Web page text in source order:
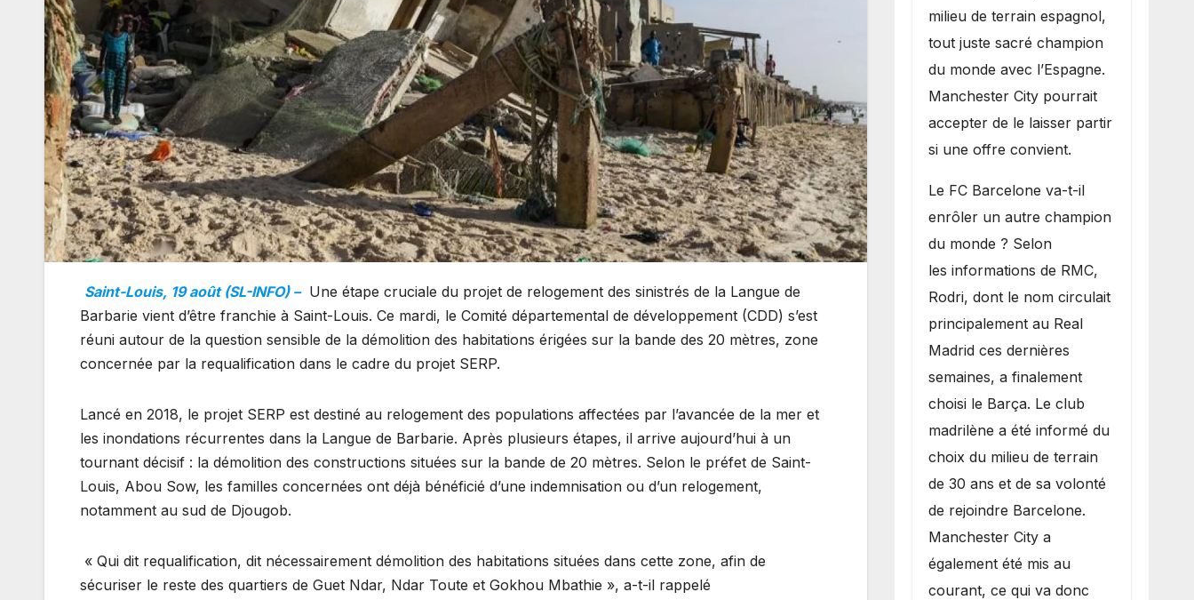
Saint-Louis, 19 août (SL-INFO) – Une étape cruciale du projet de relogement des sinistrés de la Langue de
Barbarie vient d’être franchie à Saint-Louis. Ce mardi, le Comité départemental de développement (CDD) s’est
réuni autour de la question sensible de la démolition des habitations érigées sur la bande des 20 mètres, zone
concernée par la requalification dans le cadre du projet SERP.
Lancé en 2018, le projet SERP est destiné au relogement des populations affectées par l’avancée de la mer et
les inondations récurrentes dans la Langue de Barbarie. Après plusieurs étapes, il arrive aujourd’hui à un
tournant décisif : la démolition des constructions situées sur la bande de 20 mètres. Selon le préfet de Saint-
Louis, Abou Sow, les familles concernées ont déjà bénéficié d’une indemnisation ou d’un relogement,
notamment au sud de Djougob.
« Qui dit requalification, dit nécessairement démolition des habitations situées dans cette zone, afin de
sécuriser le reste des quartiers de Guet Ndar, Ndar Toute et Gokhou Mbathie », a-t-il rappelé
milieu de terrain espagnol,
tout juste sacré champion
du monde avec l’Espagne.
Manchester City pourrait
accepter de le laisser partir
si une offre convient.
​Le FC Barcelone va-t-il
enrôler un autre champion
du monde ? Selon
les informations de RMC,
Rodri, dont le nom circulait
principalement au Real
Madrid ces dernières
semaines, a finalement
choisi le Barça. Le club
madrilène a été informé du
choix du milieu de terrain
de 30 ans et de sa volonté
de rejoindre Barcelone.
Manchester City a
également été mis au
courant, ce qui va donc